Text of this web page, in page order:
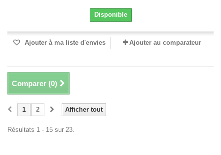
Disponible
Ajouter à ma liste d'envies Ajouter au comparateur
Comparer (0)
Afficher tout
1 2
Résultats 1 - 15 sur 23.